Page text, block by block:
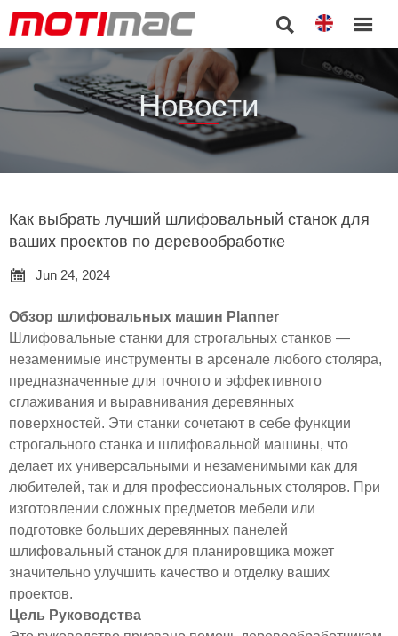
 
Новости
Как выбрать лучший шлифовальный станок для
ваших проектов по деревообработке

Jun 24, 2024
Обзор шлифовальных машин Planner
Шлифовальные станки для строгальных станков —
незаменимые инструменты в арсенале любого столяра,
предназначенные для точного и эффективного
сглаживания и выравнивания деревянных
поверхностей. Эти станки сочетают в себе функции
строгального станка и шлифовальной машины, что
делает их универсальными и незаменимыми как для
любителей, так и для профессиональных столяров. При
изготовлении сложных предметов мебели или
подготовке больших деревянных панелей
шлифовальный станок для планировщика может
значительно улучшить качество и отделку ваших
проектов.
Цель Руководства